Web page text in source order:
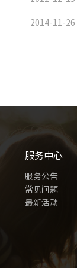
2014-11-26
服务中心
服务公告
常见问题
最新活动